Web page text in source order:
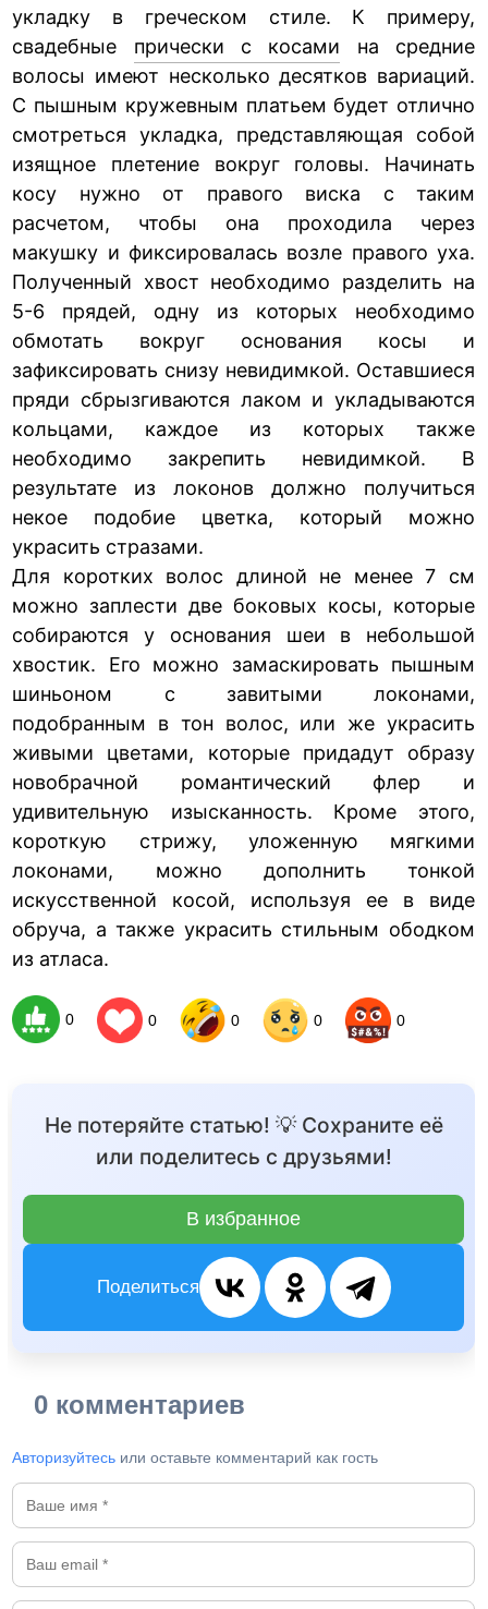
укладку в греческом стиле. К примеру,
свадебные прически с косами на средние
волосы имеют несколько десятков вариаций.
С пышным кружевным платьем будет отлично
смотреться укладка, представляющая собой
изящное плетение вокруг головы. Начинать
косу нужно от правого виска с таким
расчетом, чтобы она проходила через
макушку и фиксировалась возле правого уха.
Полученный хвост необходимо разделить на
5-6 прядей, одну из которых необходимо
обмотать вокруг основания косы и
зафиксировать снизу невидимкой. Оставшиеся
пряди сбрызгиваются лаком и укладываются
кольцами, каждое из которых также
необходимо закрепить невидимкой. В
результате из локонов должно получиться
некое подобие цветка, который можно
украсить стразами.
Для коротких волос длиной не менее 7 см
можно заплести две боковых косы, которые
собираются у основания шеи в небольшой
хвостик. Его можно замаскировать пышным
шиньоном с завитыми локонами,
подобранным в тон волос, или же украсить
живыми цветами, которые придадут образу
новобрачной романтический флер и
удивительную изысканность. Кроме этого,
короткую стрижу, уложенную мягкими
локонами, можно дополнить тонкой
искусственной косой, используя ее в виде
обруча, а также украсить стильным ободком
из атласа.
0 0 0 0 0
Не потеряйте статью! 💡 Сохраните её
или поделитесь с друзьями!
В избранное
Поделиться
0 комментариев
Авторизуйтесь или оставьте комментарий как гость